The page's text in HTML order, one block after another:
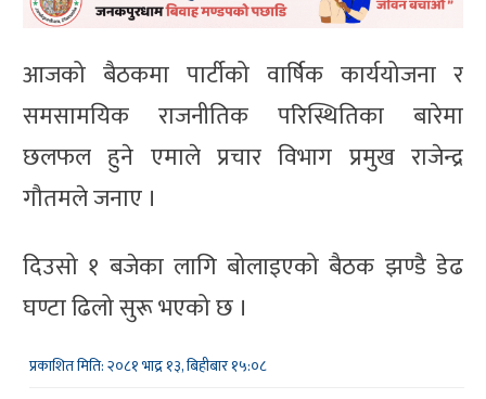
आजको बैठकमा पार्टीको वार्षिक कार्ययोजना र
समसामयिक राजनीतिक परिस्थितिका बारेमा
छलफल हुने एमाले प्रचार विभाग प्रमुख राजेन्द्र
गौतमले जनाए ।
दिउसो १ बजेका लागि बोलाइएको बैठक झण्डै डेढ
घण्टा ढिलो सुरू भएको छ ।
प्रकाशित मिति: २०८१ भाद्र १३, बिहीबार १५:०८